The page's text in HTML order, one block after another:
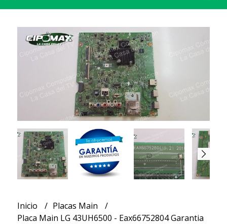
Inicio
Placas Main
Placa Main LG 43UH6500 - Eax66752804 Garantia